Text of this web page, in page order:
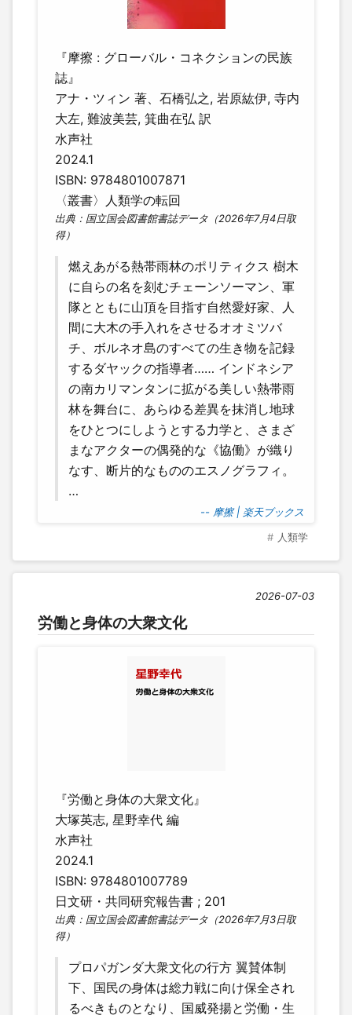
『摩擦 : グローバル・コネクションの民族
誌』
アナ・ツィン 著、石橋弘之, 岩原紘伊, 寺内
大左, 難波美芸, 箕曲在弘 訳
水声社
2024.1
ISBN: 9784801007871
〈叢書〉人類学の転回
出典：国立国会図書館書誌データ（2026年7月4日取
得）
燃えあがる熱帯雨林のポリティクス 樹木
に自らの名を刻むチェーンソーマン、軍
隊とともに山頂を目指す自然愛好家、人
間に大木の手入れをさせるオオミツバ
チ、ボルネオ島のすべての生き物を記録
するダヤックの指導者…… インドネシア
の南カリマンタンに拡がる美しい熱帯雨
林を舞台に、あらゆる差異を抹消し地球
をひとつにしようとする力学と、さまざ
まなアクターの偶発的な《協働》が織り
なす、断片的なもののエスノグラフィ。
…
-- 摩擦 | 楽天ブックス
人類学
2026-07-03
労働と身体の大衆文化
『労働と身体の大衆文化』
大塚英志, 星野幸代 編
水声社
2024.1
ISBN: 9784801007789
日文研・共同研究報告書 ; 201
出典：国立国会図書館書誌データ（2026年7月3日取
得）
プロパガンダ大衆文化の行方 翼賛体制
下、国民の身体は総力戦に向け保全され
るべきものとなり、国威発揚と労働・生